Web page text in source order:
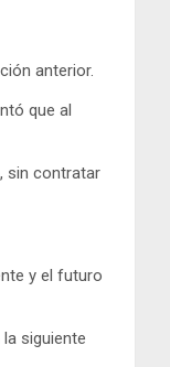
anterior.
que al
sin contratar
y el futuro
siguiente